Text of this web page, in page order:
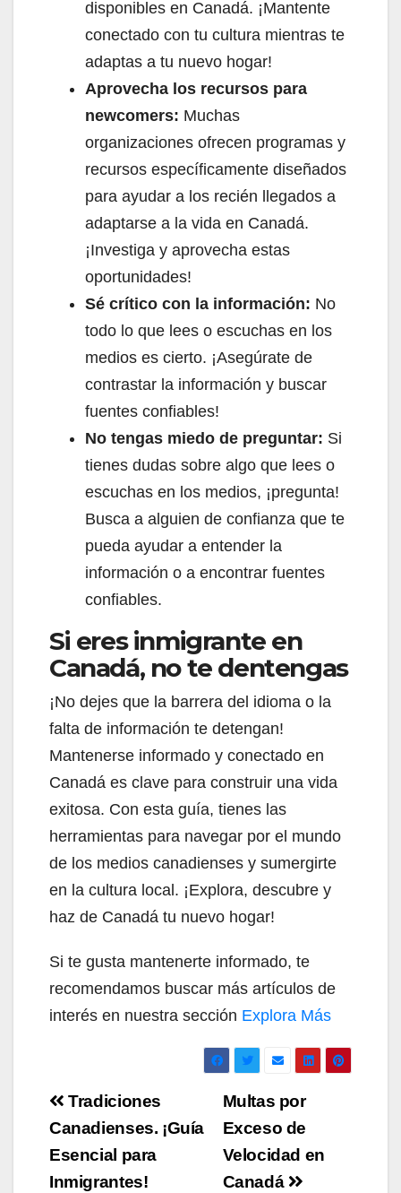
disponibles en Canadá. ¡Mantente
conectado con tu cultura mientras te
adaptas a tu nuevo hogar!
Aprovecha los recursos para
newcomers: Muchas
organizaciones ofrecen programas y
recursos específicamente diseñados
para ayudar a los recién llegados a
adaptarse a la vida en Canadá.
¡Investiga y aprovecha estas
oportunidades!
Sé crítico con la información: No
todo lo que lees o escuchas en los
medios es cierto. ¡Asegúrate de
contrastar la información y buscar
fuentes confiables!
No tengas miedo de preguntar: Si
tienes dudas sobre algo que lees o
escuchas en los medios, ¡pregunta!
Busca a alguien de confianza que te
pueda ayudar a entender la
información o a encontrar fuentes
confiables.
Si eres inmigrante en
Canadá, no te dentengas
¡No dejes que la barrera del idioma o la
falta de información te detengan!
Mantenerse informado y conectado en
Canadá es clave para construir una vida
exitosa. Con esta guía, tienes las
herramientas para navegar por el mundo
de los medios canadienses y sumergirte
en la cultura local. ¡Explora, descubre y
haz de Canadá tu nuevo hogar!
Si te gusta mantenerte informado, te
recomendamos buscar más artículos de
interés en nuestra sección Explora Más
Navegación
de
entradas
Multas por
Exceso de
Velocidad en
Canadá
Tradiciones
Canadienses. ¡Guía
Esencial para
Inmigrantes!